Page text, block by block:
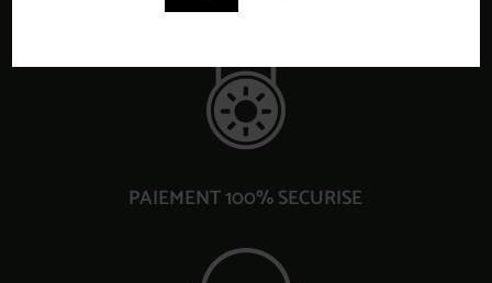
PAIEMENT 100% SECURISE